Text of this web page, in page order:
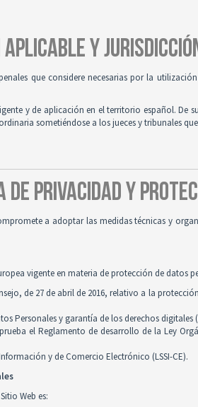
Y
que considere necesarias por la
y de aplicación en el territorio español.
sometiéndose a los jueces y tribunales
DE PRIVACIDAD Y
a adoptar las medidas técnicas y
vigente en materia de protección de datos
de 27 de abril de 2016, relativo a la
Personales y garantía de los derechos digitales
el Reglamento de desarrollo de la Ley
y de Comercio Electrónico (LSSI-CE).
Web es: